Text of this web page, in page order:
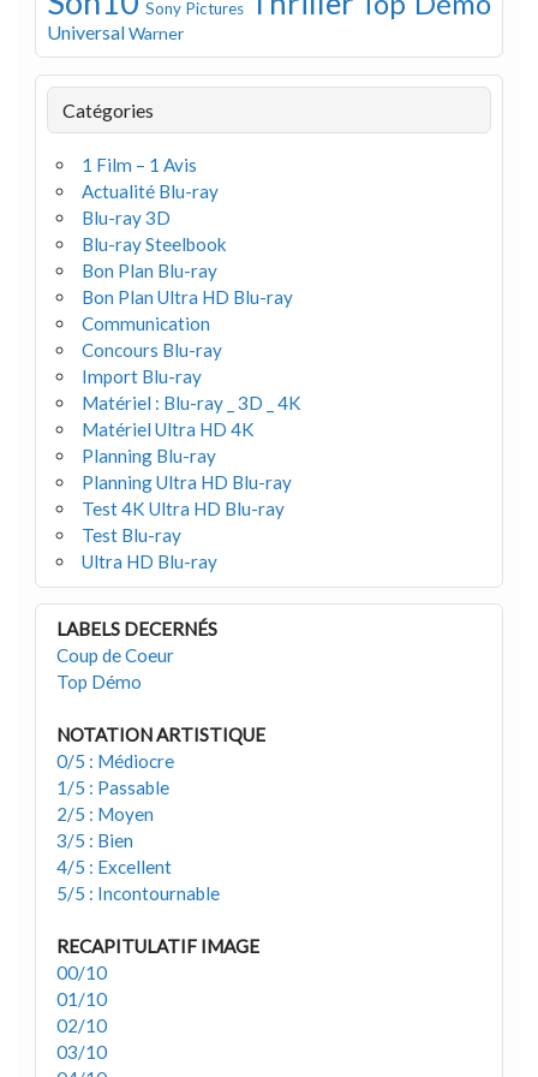
Sony Pictures
UniversalWarner
Catégories
1 Film – 1 Avis
Actualité Blu-ray
Blu-ray 3D
Blu-ray Steelbook
Bon Plan Blu-ray
Bon Plan Ultra HD Blu-ray
Communication
Concours Blu-ray
Import Blu-ray
Matériel : Blu-ray _ 3D _ 4K
Matériel Ultra HD 4K
Planning Blu-ray
Planning Ultra HD Blu-ray
Test 4K Ultra HD Blu-ray
Test Blu-ray
Ultra HD Blu-ray
LABELS DECERNÉS
Coup de Coeur
Top Démo
NOTATION ARTISTIQUE
0/5 : Médiocre
1/5 : Passable
2/5 : Moyen
3/5 : Bien
4/5 : Excellent
5/5 : Incontournable
RECAPITULATIF IMAGE
00/10
01/10
02/10
03/10